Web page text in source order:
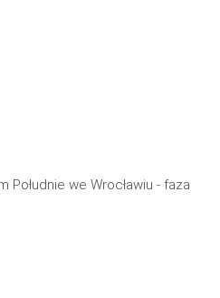
Południe we Wrocławiu - faza